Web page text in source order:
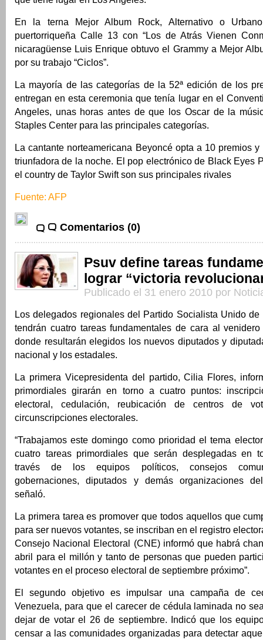
En la terna Mejor Album Rock, Alternativo o
puertorriqueña Calle 13 con “Los de Atrás Vienen
nicaragüense Luis Enrique obtuvo el Grammy a Mejor
por su trabajo “Ciclos”.
La mayoría de las categorías de la 52ª edición de los
entregan en esta ceremonia que tenía lugar en el
Angeles, unas horas antes de que los Oscar de la
Staples Center para las principales categorías.
La cantante norteamericana Beyoncé opta a 10 premios
triunfadora de la noche. El pop electrónico de Black Eyes
el country de Taylor Swift son sus principales rivales
Fuente: AFP
Comentarios (0)
Psuv define tareas
lograr “victoria
Publicado el 31 enero 2010 por
Los delegados regionales del Partido Socialista Unido de
tendrán cuatro tareas fundamentales de cara al
donde resultarán elegidos los nuevos diputados y
nacional y los estadales.
La primera Vicepresidenta del partido, Cilia Flores,
primordiales girarán en torno a cuatro puntos:
electoral, cedulación, reubicación de centros de
circunscripciones electorales.
“Trabajamos este domingo como prioridad el tema
cuatro tareas primordiales que serán desplegadas en
través de los equipos políticos, consejos
gobernaciones, diputados y demás organizaciones
señaló.
La primera tarea es promover que todos aquellos que
para ser nuevos votantes, se inscriban en el registro
Consejo Nacional Electoral (CNE) informó que habrá
abril para el millón y tanto de personas que pueden
votantes en el proceso electoral de septiembre próximo”.
El segundo objetivo es impulsar una campaña de
Venezuela, para que el carecer de cédula laminada no
dejar de votar el 26 de septiembre. Indicó que los
censar a las comunidades organizadas para detectar